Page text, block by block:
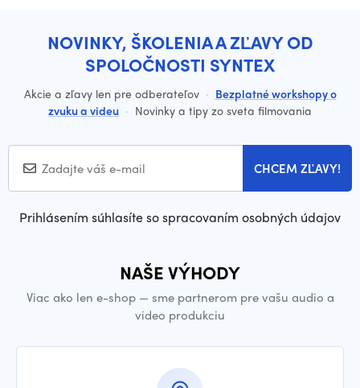
NOVINKY, ŠKOLENIA A ZĽAVY OD
SPOLOČNOSTI SYNTEX
Akcie a zľavy len pre odberateľov · Bezplatné workshopy o
zvuku a videu · Novinky a tipy zo sveta filmovania
CHCEM ZĽAVY!
Prihlásením súhlasíte so spracovaním osobných údajov
NAŠE VÝHODY
Viac ako len e-shop — sme partnerom pre vašu audio a
video produkciu